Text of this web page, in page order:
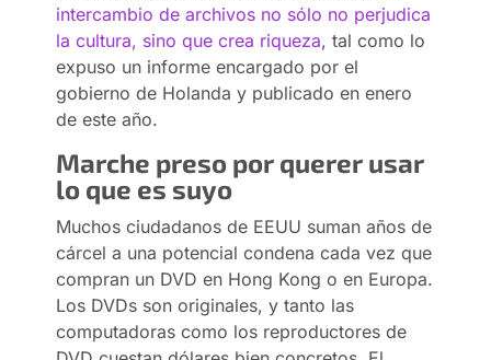
intercambio de archivos no sólo no perjudica
la cultura, sino que crea riqueza, tal como lo
expuso un informe encargado por el
gobierno de Holanda y publicado en enero
de este año.
Marche preso por querer usar
lo que es suyo
Muchos ciudadanos de EEUU suman años de
cárcel a una potencial condena cada vez que
compran un DVD en Hong Kong o en Europa.
Los DVDs son originales, y tanto las
computadoras como los reproductores de